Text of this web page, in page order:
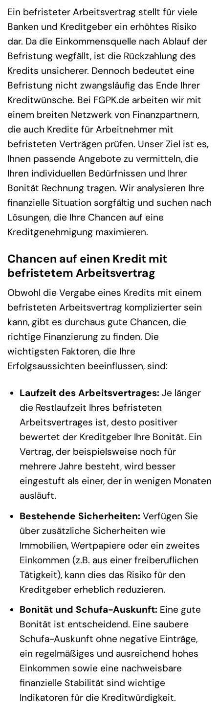
Ein befristeter Arbeitsvertrag stellt für viele
Banken und Kreditgeber ein erhöhtes Risiko
dar. Da die Einkommensquelle nach Ablauf der
Befristung wegfällt, ist die Rückzahlung des
Kredits unsicherer. Dennoch bedeutet eine
Befristung nicht zwangsläufig das Ende Ihrer
Kreditwünsche. Bei FGPK.de arbeiten wir mit
einem breiten Netzwerk von Finanzpartnern,
die auch Kredite für Arbeitnehmer mit
befristeten Verträgen prüfen. Unser Ziel ist es,
Ihnen passende Angebote zu vermitteln, die
Ihren individuellen Bedürfnissen und Ihrer
Bonität Rechnung tragen. Wir analysieren Ihre
finanzielle Situation sorgfältig und suchen nach
Lösungen, die Ihre Chancen auf eine
Kreditgenehmigung maximieren.
Chancen auf einen Kredit mit
befristetem Arbeitsvertrag
Obwohl die Vergabe eines Kredits mit einem
befristeten Arbeitsvertrag komplizierter sein
kann, gibt es durchaus gute Chancen, die
richtige Finanzierung zu finden. Die
wichtigsten Faktoren, die Ihre
Erfolgsaussichten beeinflussen, sind:
Laufzeit des Arbeitsvertrages: Je länger
die Restlaufzeit Ihres befristeten
Arbeitsvertrages ist, desto positiver
bewertet der Kreditgeber Ihre Bonität. Ein
Vertrag, der beispielsweise noch für
mehrere Jahre besteht, wird besser
eingestuft als einer, der in wenigen Monaten
ausläuft.
Bestehende Sicherheiten: Verfügen Sie
über zusätzliche Sicherheiten wie
Immobilien, Wertpapiere oder ein zweites
Einkommen (z.B. aus einer freiberuflichen
Tätigkeit), kann dies das Risiko für den
Kreditgeber erheblich reduzieren.
Bonität und Schufa-Auskunft: Eine gute
Bonität ist entscheidend. Eine saubere
Schufa-Auskunft ohne negative Einträge,
ein regelmäßiges und ausreichend hohes
Einkommen sowie eine nachweisbare
finanzielle Stabilität sind wichtige
Indikatoren für die Kreditwürdigkeit.